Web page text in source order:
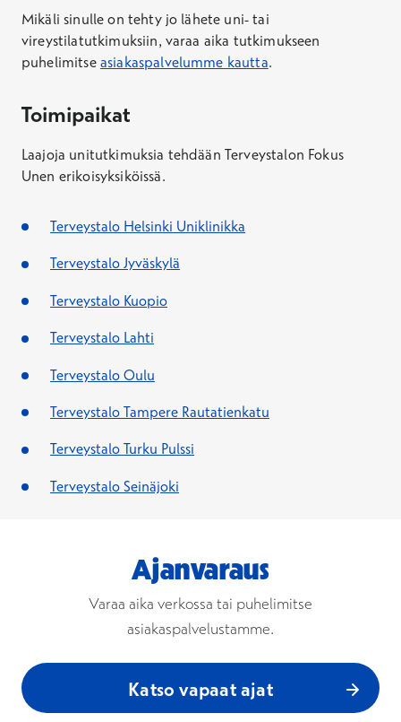
Mikäli sinulle on tehty jo lähete uni- tai
vireystilatutkimuksiin, varaa aika tutkimukseen
puhelimitse asiakaspalvelumme kautta.
Toimipaikat
Laajoja unitutkimuksia tehdään Terveystalon Fokus
Unen erikoisyksiköissä.
Terveystalo Helsinki Uniklinikka
Terveystalo Jyväskylä
Terveystalo Kuopio
Terveystalo Lahti
Terveystalo Oulu
Terveystalo Tampere Rautatienkatu
Terveystalo Turku Pulssi
Terveystalo Seinäjoki
Ajanvaraus
Varaa aika verkossa tai puhelimitse
asiakaspalvelustamme.
Katso vapaat ajat